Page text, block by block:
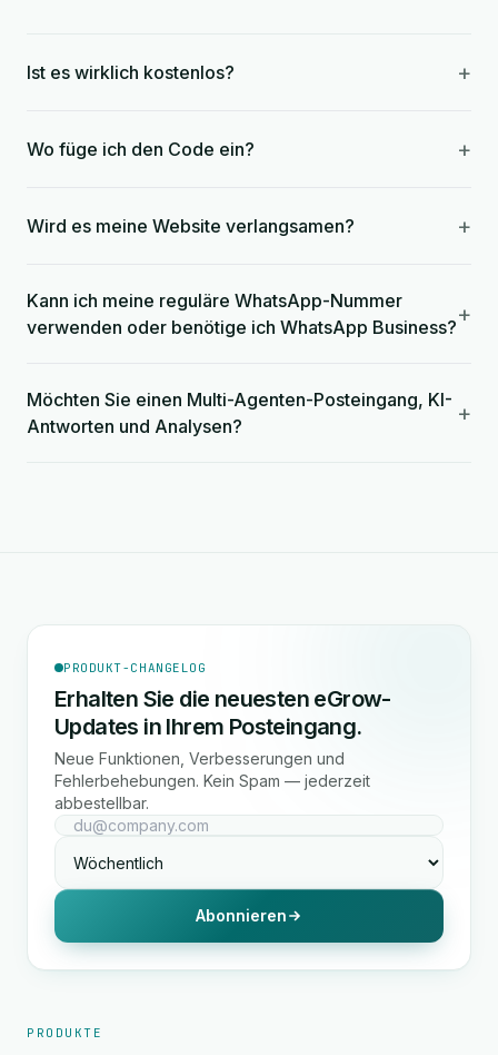
Ist es wirklich kostenlos? +
Wo füge ich den Code ein? +
Wird es meine Website verlangsamen? +
Kann ich meine reguläre WhatsApp-Nummer
verwenden oder benötige ich WhatsApp Business?+
Möchten Sie einen Multi-Agenten-Posteingang, KI-
Antworten und Analysen?
+
PRODUKT-CHANGELOG
Erhalten Sie die neuesten eGrow-
Updates in Ihrem Posteingang.
Neue Funktionen, Verbesserungen und
Fehlerbehebungen. Kein Spam — jederzeit
abbestellbar.
Abonnieren
PRODUKTE